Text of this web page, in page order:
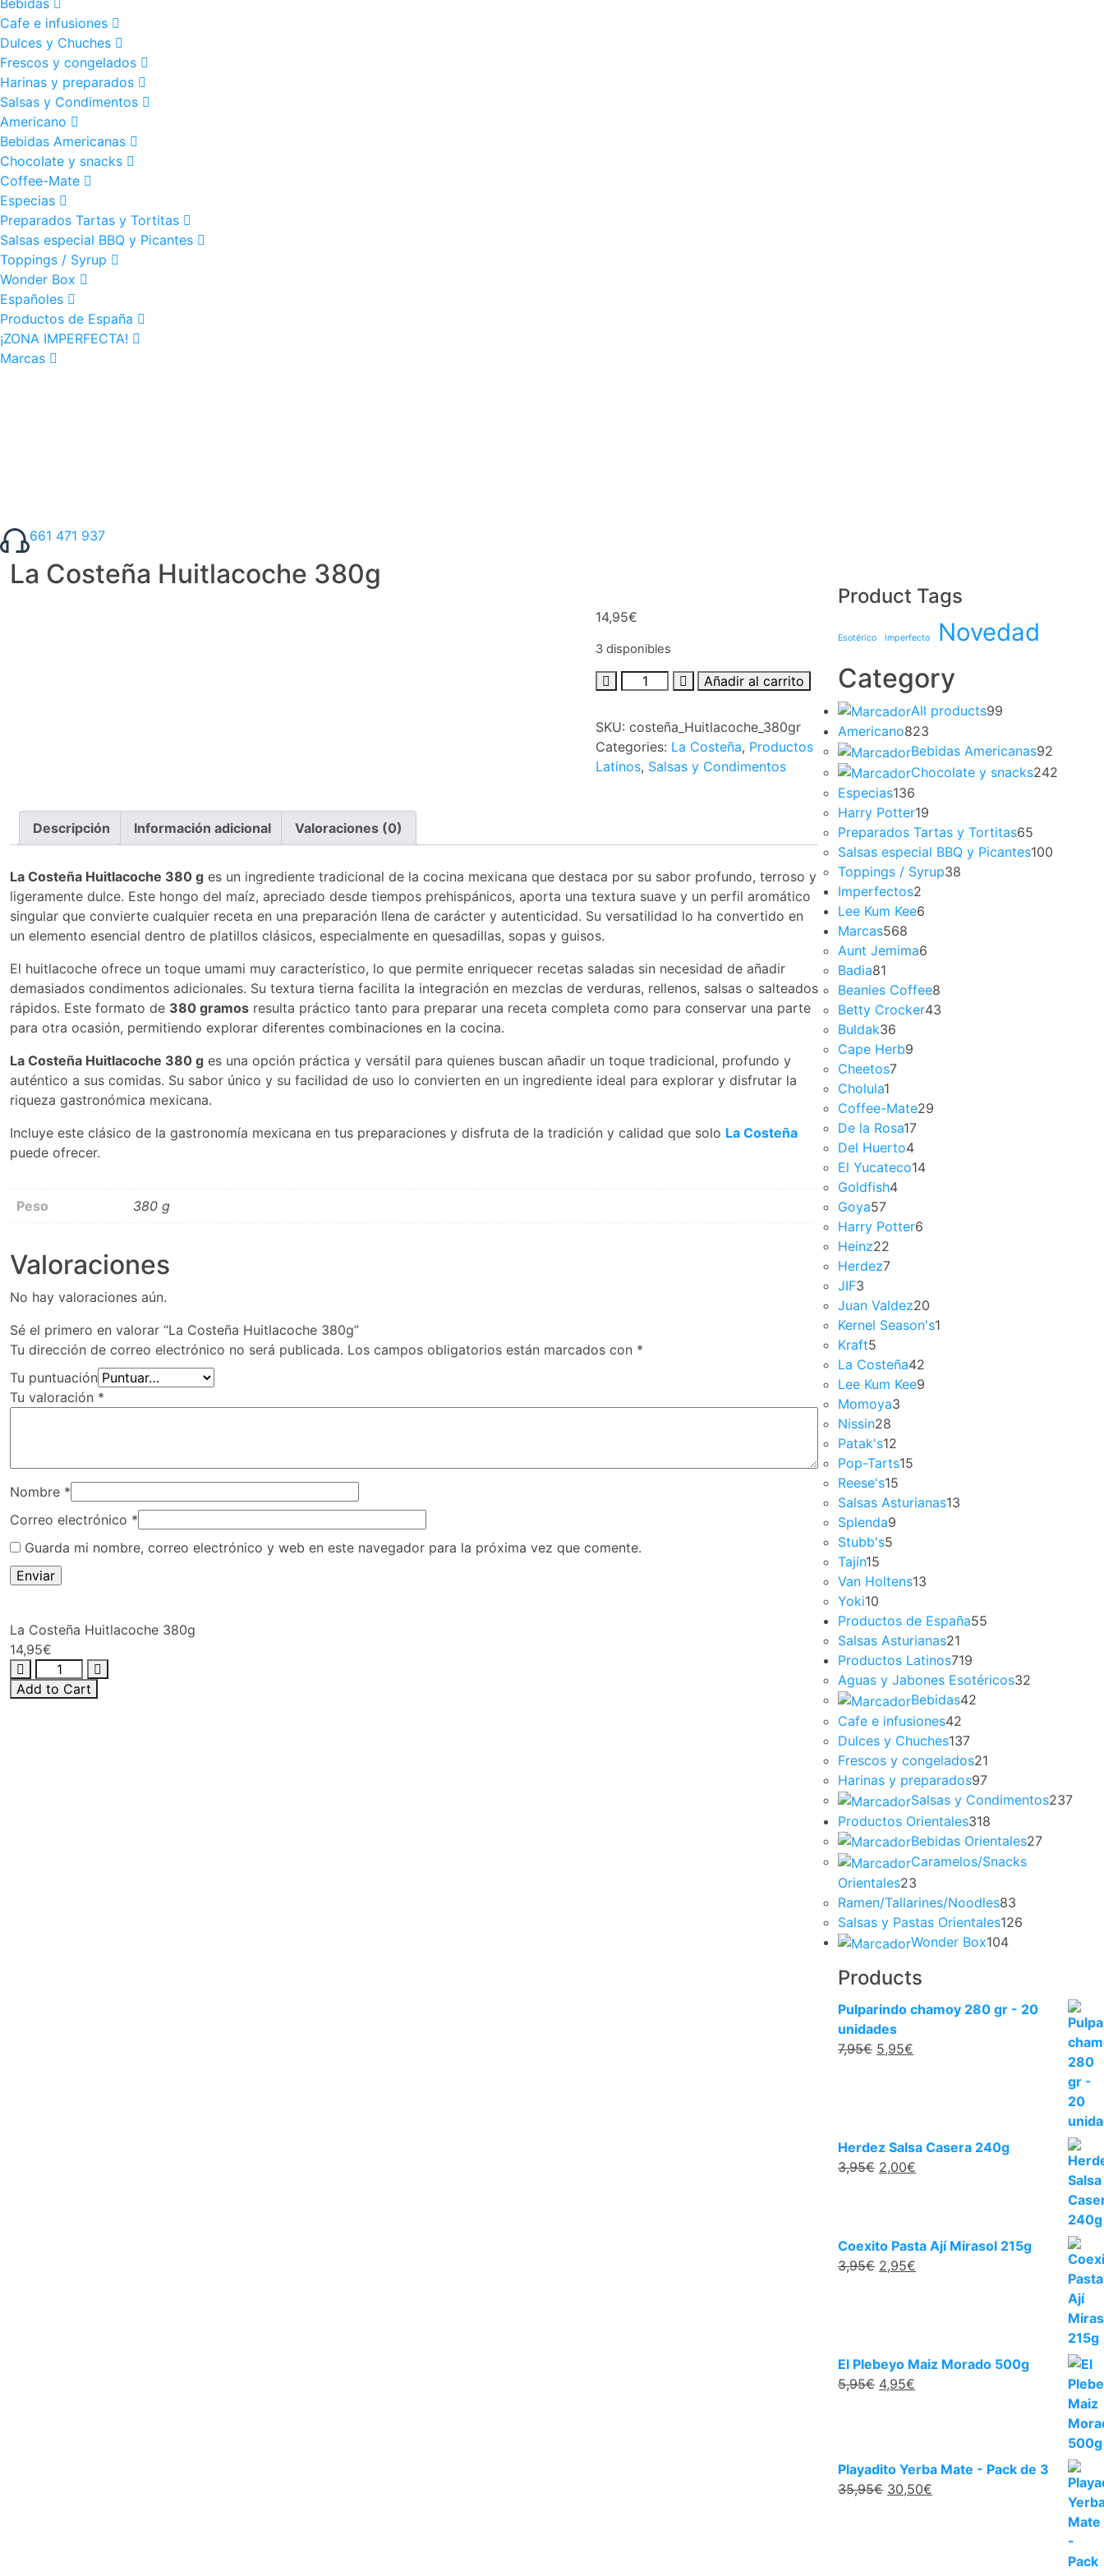
Cafe e infusiones
Dulces y Chuches
Frescos y congelados
Harinas y preparados
Salsas y Condimentos
Americano
Bebidas Americanas
Chocolate y snacks
Coffee-Mate
Especias
Preparados Tartas y Tortitas
Salsas especial BBQ y Picantes
Toppings / Syrup
Wonder Box
Españoles
Productos de España
¡ZONA IMPERFECTA!
Marcas
661 471 937
La Costeña Huitlacoche 380g
14,95€
3 disponibles
Añadir al carrito
SKU:costeña_Huitlacoche_380gr
Categories: La Costeña, Productos
Latinos, Salsas y Condimentos
Descripción Información adicional Valoraciones (0)
La Costeña Huitlacoche 380 g es un ingrediente tradicional de la cocina mexicana que destaca por su sabor profundo, terroso y
ligeramente dulce. Este hongo del maíz, apreciado desde tiempos prehispánicos, aporta una textura suave y un perfil aromático
singular que convierte cualquier receta en una preparación llena de carácter y autenticidad. Su versatilidad lo ha convertido en
un elemento esencial dentro de platillos clásicos, especialmente en quesadillas, sopas y guisos.
El huitlacoche ofrece un toque umami muy característico, lo que permite enriquecer recetas saladas sin necesidad de añadir
demasiados condimentos adicionales. Su textura tierna facilita la integración en mezclas de verduras, rellenos, salsas o salteados
rápidos. Este formato de 380 gramos resulta práctico tanto para preparar una receta completa como para conservar una parte
para otra ocasión, permitiendo explorar diferentes combinaciones en la cocina.
La Costeña Huitlacoche 380 g es una opción práctica y versátil para quienes buscan añadir un toque tradicional, profundo y
auténtico a sus comidas. Su sabor único y su facilidad de uso lo convierten en un ingrediente ideal para explorar y disfrutar la
riqueza gastronómica mexicana.
Incluye este clásico de la gastronomía mexicana en tus preparaciones y disfruta de la tradición y calidad que solo La Costeña
puede ofrecer.
Peso 380 g
Valoraciones
No hay valoraciones aún.
Sé el primero en valorar “La Costeña Huitlacoche 380g”
Tu dirección de correo electrónico no será publicada. Los campos obligatorios están marcados con *
Tu puntuación
Tu valoración *
Nombre *
Correo electrónico *
Guarda mi nombre, correo electrónico y web en este navegador para la próxima vez que comente.
La Costeña Huitlacoche 380g
14,95€
Add to Cart
Product Tags
Esotérico Imperfecto Novedad
Category
All products99
Americano823
Bebidas Americanas92
Chocolate y snacks242
Especias136
Harry Potter19
Preparados Tartas y Tortitas65
Salsas especial BBQ y Picantes100
Toppings / Syrup38
Imperfectos2
Lee Kum Kee6
Marcas568
Aunt Jemima6
Badia81
Beanies Coffee8
Betty Crocker43
Buldak36
Cape Herb9
Cheetos7
Cholula1
Coffee-Mate29
De la Rosa17
Del Huerto4
El Yucateco14
Goldfish4
Goya57
Harry Potter6
Heinz22
Herdez7
JIF3
Juan Valdez20
Kernel Season's1
Kraft5
La Costeña42
Lee Kum Kee9
Momoya3
Nissin28
Patak's12
Pop-Tarts15
Reese's15
Salsas Asturianas13
Splenda9
Stubb's5
Tajín15
Van Holtens13
Yoki10
Productos de España55
Salsas Asturianas21
Productos Latinos719
Aguas y Jabones Esotéricos32
Bebidas42
Cafe e infusiones42
Dulces y Chuches137
Frescos y congelados21
Harinas y preparados97
Salsas y Condimentos237
Productos Orientales318
Bebidas Orientales27
Caramelos/Snacks
Orientales23
Ramen/Tallarines/Noodles83
Salsas y Pastas Orientales126
Wonder Box104
Products
Pulparindo chamoy 280 gr - 20
unidades
7,95€ 5,95€
Herdez Salsa Casera 240g
3,95€ 2,00€
Coexito Pasta Ají Mirasol 215g
3,95€ 2,95€
El Plebeyo Maiz Morado 500g
5,95€ 4,95€
Playadito Yerba Mate - Pack de 3
35,95€ 30,50€